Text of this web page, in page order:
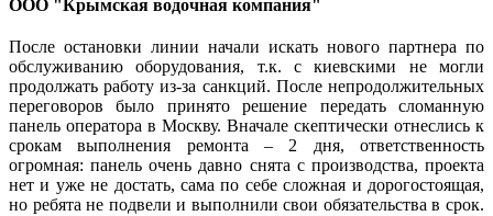
ООО "Крымская водочная компания"
После остановки линии начали искать нового партнера по
обслуживанию оборудования, т.к. с киевскими не могли
продолжать работу из-за санкций. После непродолжительных
переговоров было принято решение передать сломанную
панель оператора в Москву. Вначале скептически отнеслись к
срокам выполнения ремонта – 2 дня, ответственность
огромная: панель очень давно снята с производства, проекта
нет и уже не достать, сама по себе сложная и дорогостоящая,
но ребята не подвели и выполнили свои обязательства в срок.